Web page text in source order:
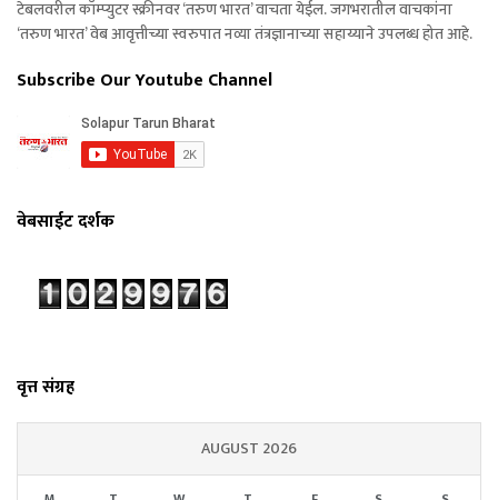
टेबलवरील कॉम्प्युटर स्क्रीनवर ‘तरुण भारत’ वाचता येईल. जगभरातील वाचकांना
‘तरुण भारत’ वेब आवृत्तीच्या स्वरुपात नव्या तंत्रज्ञानाच्या सहाय्याने उपलब्ध होत आहे.
Subscribe Our Youtube Channel
वेबसाईट दर्शक
वृत्त संग्रह
AUGUST 2026